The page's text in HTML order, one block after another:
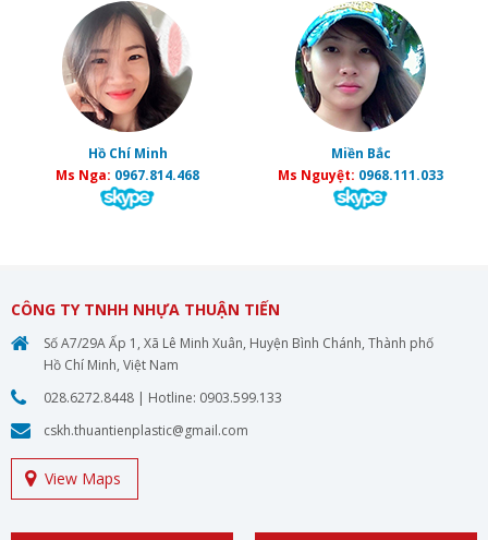
Hồ Chí Minh
Ms Nga: 0967.814.468
Miền Bắc
Ms Nguyệt: 0968.111.033
CÔNG TY TNHH NHỰA THUẬN TIẾN
Số A7/29A Ấp 1, Xã Lê Minh Xuân, Huyện Bình Chánh, Thành phố
Hồ Chí Minh, Việt Nam
028.6272.8448 | Hotline: 0903.599.133
cskh.thuantienplastic@gmail.com
View Maps